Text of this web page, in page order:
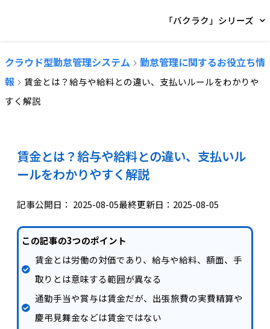
「バクラク」シリーズ
クラウド型勤怠管理システム
勤怠管理に関するお役立ち情
報
賃金とは？給与や給料との違い、支払いルールをわかりや
すく解説
賃金とは？給与や給料との違い、支払いル
ールをわかりやすく解説
記事公開日： 2025-08-05最終更新日：2025-08-05
この記事の3つのポイント
賃金とは労働の対価であり、給与や給料、額面、手
取りとは意味する範囲が異なる
通勤手当や賞与は賃金だが、出張旅費の実費精算や
慶弔見舞金などは賃金ではない